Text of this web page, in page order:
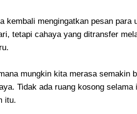
kembali mengingatkan pesan
tetapi cahaya yang ditransfer
mungkin kita merasa semakin
Tidak ada ruang kosong
itu.